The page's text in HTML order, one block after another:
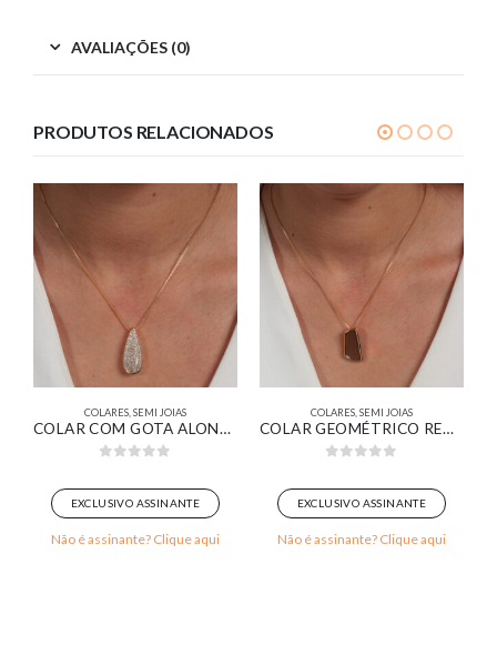
AVALIAÇÕES (0)
PRODUTOS RELACIONADOS
COLARES,SEMI JOIAS
COLAR COM GOTA ALONGADA PAVÊ BANHADO EM OURO 18K
EXCLUSIVO ASSINANTE
Não é assinante? Clique aqui
COLARES,SEMI JOIAS
COLAR GEOMÉTRICO RETANGULAR ORGÂNICO RESINADO MARROM BANHADO EM OURO 18K
EXCLUSIVO ASSINANTE
Não é assinante? Clique aqui